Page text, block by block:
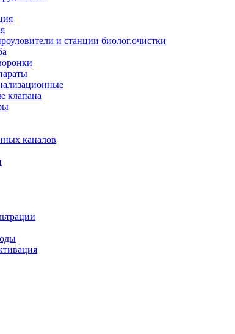
и станции биолог.очистки
клапана
каналов